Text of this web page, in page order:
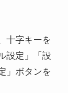
十字キーを
設定」「設
」ボタンを